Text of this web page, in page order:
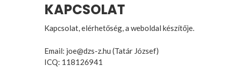
KAPCSOLAT
Kapcsolat, elérhetőség, a weboldal készítője.
Email: joe@dzs-z.hu (Tatár József)
ICQ: 118126941